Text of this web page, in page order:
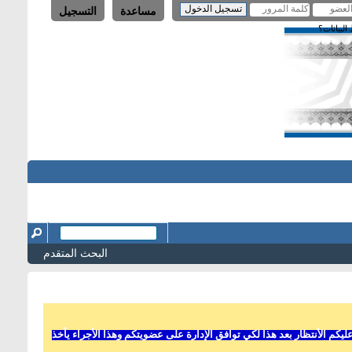
التسجيل مساعدة
البحث المتقدم
بعد هذا لكي توافق الإدارة على عضويتكم وهذا الأجراء يأخذ